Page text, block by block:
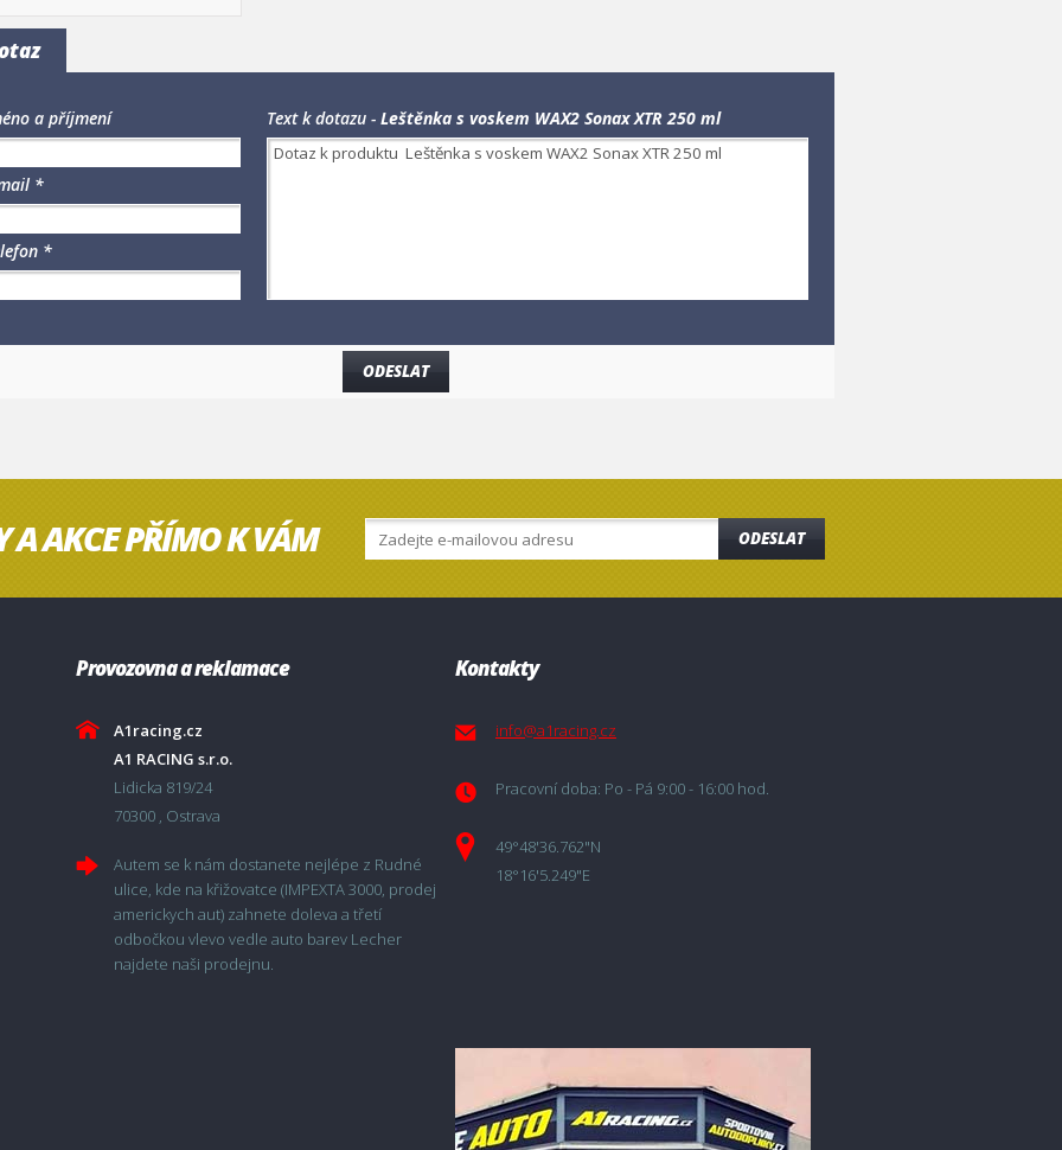
a příjmení
*
*
Text k dotazu - Leštěnka s voskem WAX2 Sonax XTR 250 ml
A AKCE PŘÍMO K VÁM ODESLAT
Provozovna a reklamace
A1racing.cz
A1 RACING s.r.o.
Lidicka 819/24
70300 , Ostrava
Autem se k nám dostanete nejlépe z Rudné
ulice, kde na křižovatce (IMPEXTA 3000, prodej
americkych aut) zahnete doleva a třetí
odbočkou vlevo vedle auto barev Lecher
najdete naši prodejnu.
Kontakty
info@a1racing.cz
Pracovní doba: Po - Pá 9:00 - 16:00 hod.
49°48'36.762"N
18°16'5.249"E